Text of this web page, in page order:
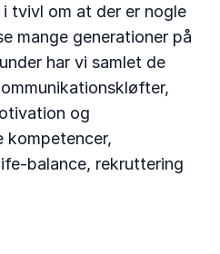
tvivl om at der er nogle
mange generationer på
har vi samlet de
og
kompetencer,
balance, rekruttering